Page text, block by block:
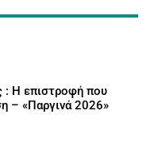
: Η επιστροφή που
– «Παργινά 2026»